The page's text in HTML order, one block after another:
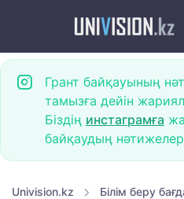
Грант байқауының
тамызға дейін
Біздің инстаграмға
байқаудың
Univision.kz Білім беру